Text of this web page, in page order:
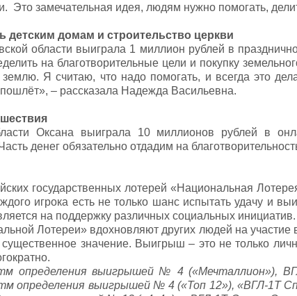
Это замечательная идея, людям нужно помогать,
домам и строительство церкви
области выиграла 1 миллион рублей в
на благотворительные цели и покупку
Я считаю, что надо помогать, и всегда это
– рассказала Надежда Васильевна.
Оксана выиграла 10 миллионов рублей в
денег обязательно отдадим на
государственных лотерей «Национальная
игрока есть не только шанс испытать удачу и
на поддержку различных социальных инициатив.
Лотереи» вдохновляют других людей на
значение. Выигрыш – это не только
определения выигрышей № 4 («Мечталлион»),
определения выигрышей № 4 («Топ 12»), «ВГЛ-1Т